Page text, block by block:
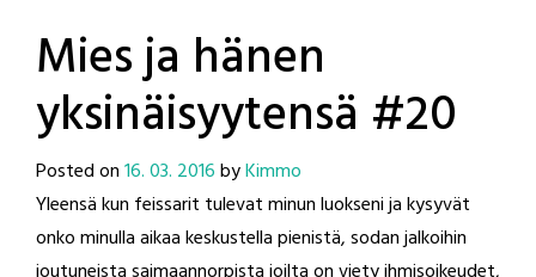
Mies ja hänen
yksinäisyytensä #20
Posted on16. 03. 2016byKimmo
Yleensä kun feissarit tulevat minun luokseni ja kysyvät
onko minulla aikaa keskustella pienistä, sodan jalkoihin